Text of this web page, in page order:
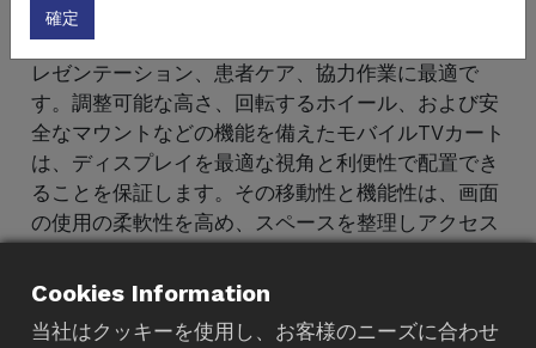
病院、会議室、教室、その他の環境に最適で、この
カートはテレビを簡単に移動および再配置でき、プ
レゼンテーション、患者ケア、協力作業に最適で
す。調整可能な高さ、回転するホイール、および安
全なマウントなどの機能を備えたモバイルTVカート
は、ディスプレイを最適な視角と利便性で配置でき
ることを保証します。その移動性と機能性は、画面
の使用の柔軟性を高め、スペースを整理しアクセス
Cookies Information
当社はクッキーを使用し、お客様のニーズに合わせ
確定